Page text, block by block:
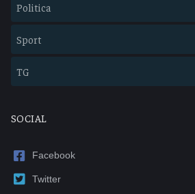
Politica
Sport
TG
SOCIAL
Facebook
Twitter